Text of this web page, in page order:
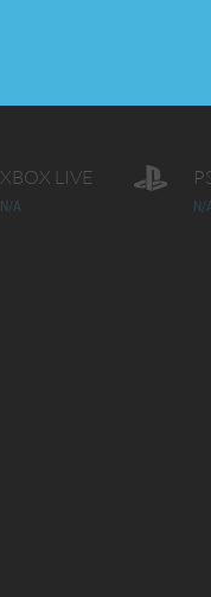
XBOX LIVE
N/A N/